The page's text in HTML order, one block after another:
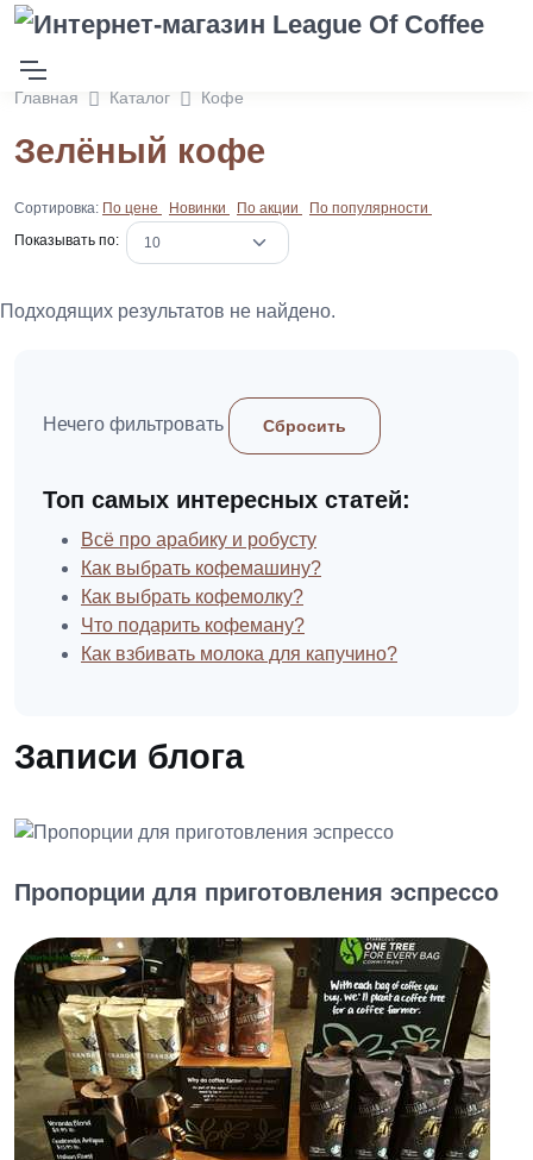
Главная Каталог Кофе
Нечего фильтровать Сбросить
Топ самых интересных статей:
Всё про арабику и робусту
Как выбрать кофемашину?
Как выбрать кофемолку?
Что подарить кофеману?
Как взбивать молока для капучино?
Зелёный кофе
Сортировка: По цене Новинки По акции
По популярности
Показывать по:
Подходящих результатов не найдено.
Записи блога
Пропорции для приготовления эспрессо